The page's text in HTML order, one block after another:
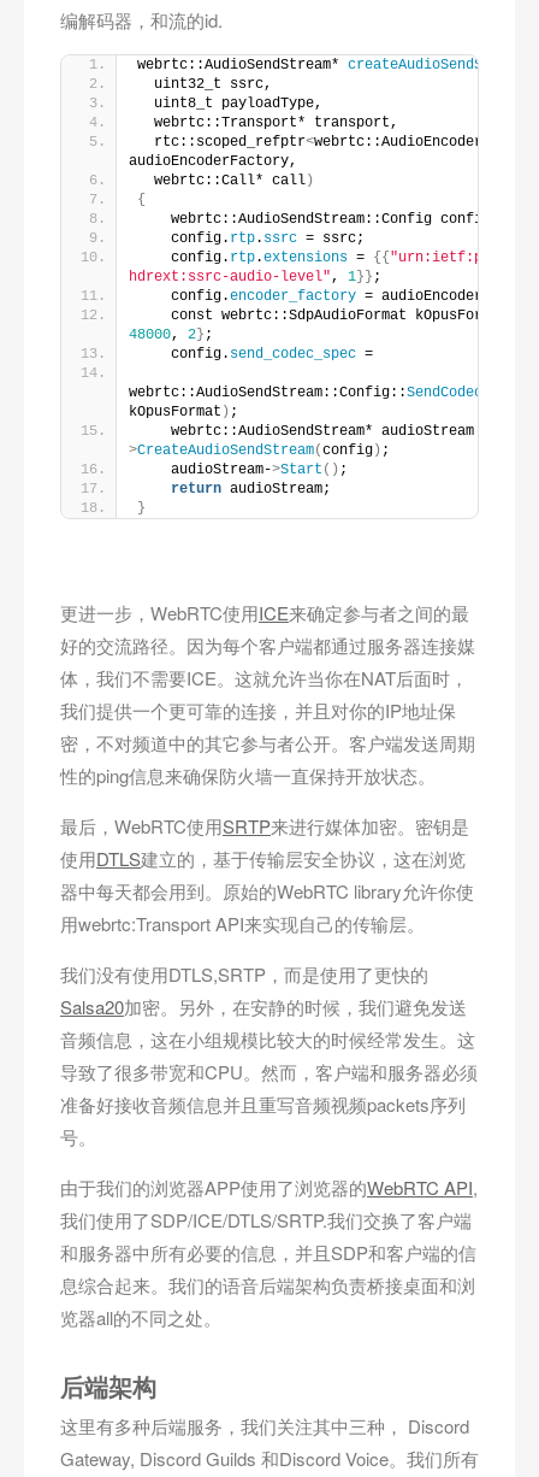
编解码器，和流的id.
webrtc::AudioSendStream* createAudioSendStream
  uint32_t ssrc,
  uint8_t payloadType,
  webrtc::Transport* transport,
  rtc::scoped_refptr
<
audioEncoderFactory,
  webrtc::Call* call
)
{
    webrtc::AudioSendStream::Config config
    config.
rtp. ssrc = ssrc;
    config.
rtp.extensions = {{
hdrext:ssrc-audio-level", 1 }} ;
    config.
encoder_factory =
    const webrtc::SdpAudioFormat kOpusFormat =
48000, 2 } ;
    config.
send_codec_spec =
webrtc::AudioSendStream::Config::SendCodecSpec
kOpusFormat ) ;
webrtc::AudioSendStream* audioStream =
>CreateAudioSendStream(config ) ;
    audioStream-
>Start () ;
return audioStream;
}
更进一步，WebRTC使用ICE来确定参与者之间的最
好的交流路径。因为每个客户端都通过服务器连接媒
体，我们不需要ICE。这就允许当你在NAT后面时，
我们提供一个更可靠的连接，并且对你的IP地址保
密，不对频道中的其它参与者公开。客户端发送周期
性的ping信息来确保防火墙一直保持开放状态。
最后，WebRTC使用SRTP来进行媒体加密。密钥是
使用DTLS建立的，基于传输层安全协议，这在浏览
器中每天都会用到。原始的WebRTC library允许你使
用webrtc:Transport API来实现自己的传输层。
我们没有使用DTLS,SRTP，而是使用了更快的
Salsa20加密。另外，在安静的时候，我们避免发送
音频信息，这在小组规模比较大的时候经常发生。这
导致了很多带宽和CPU。然而，客户端和服务器必须
准备好接收音频信息并且重写音频视频packets序列
号。
由于我们的浏览器APP使用了浏览器的WebRTC API,
我们使用了SDP/ICE/DTLS/SRTP.我们交换了客户端
和服务器中所有必要的信息，并且SDP和客户端的信
息综合起来。我们的语音后端架构负责桥接桌面和浏
览器all的不同之处。
后端架构
这里有多种后端服务，我们关注其中三种， Discord
Gateway, Discord Guilds 和Discord Voice。我们所有